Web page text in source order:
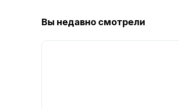
Вы недавно смотрели